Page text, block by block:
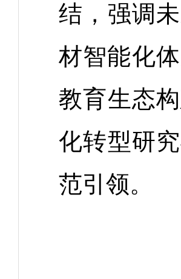
结，强调
材智能化
教育生态
化转型研
范引领。